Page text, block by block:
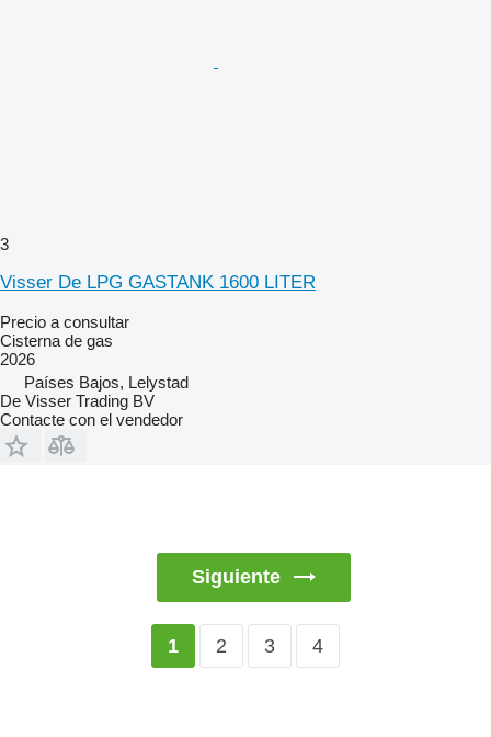
3
Visser De LPG GASTANK 1600 LITER
Precio a consultar
Cisterna de gas
2026
Países Bajos, Lelystad
De Visser Trading BV
Contacte con el vendedor
Siguiente
1 2 3 4